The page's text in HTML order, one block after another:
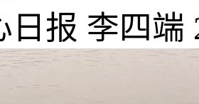
日报 李四端